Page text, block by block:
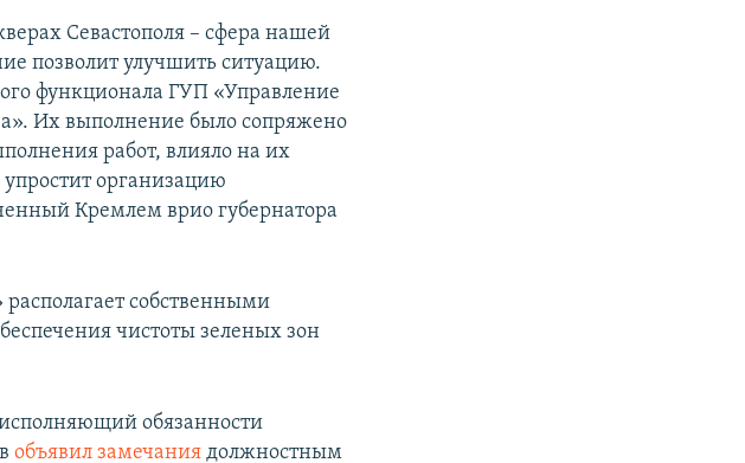
Севастополя – сфера нашей
позволит улучшить ситуацию.
функционала ГУП «Управление
Их выполнение было сопряжено
работ, влияло на их
организацию
Кремлем врио губернатора
собственными
чистоты зеленых зон
обязанности
объявил замечания должностным